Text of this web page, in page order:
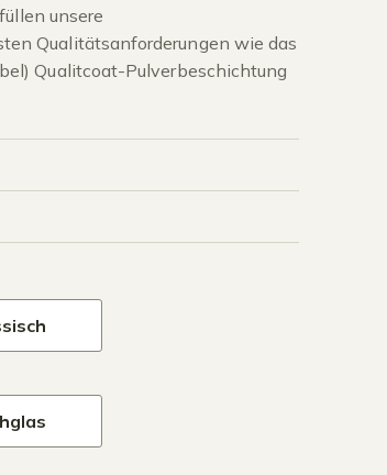
unsere
Qualitätsanforderungen wie das
Qualitcoat-Pulverbeschichtung